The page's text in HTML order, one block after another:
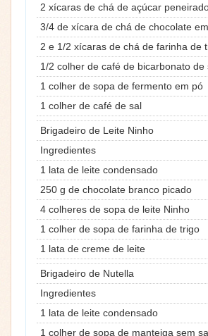
2 xícaras de chá de açúcar
3/4 de xícara de chá de chocolate
2 e 1/2 xícaras de chá de farinha de
1/2 colher de café de bicarbonato de
1 colher de sopa de fermento em pó
1 colher de café de sal
Brigadeiro de Leite Ninho
Ingredientes
1 lata de leite condensado
250 g de chocolate branco picado
4 colheres de sopa de leite Ninho
1 colher de sopa de farinha de trigo
1 lata de creme de leite
Brigadeiro de Nutella
Ingredientes
1 lata de leite condensado
1 colher de sopa de manteiga sem